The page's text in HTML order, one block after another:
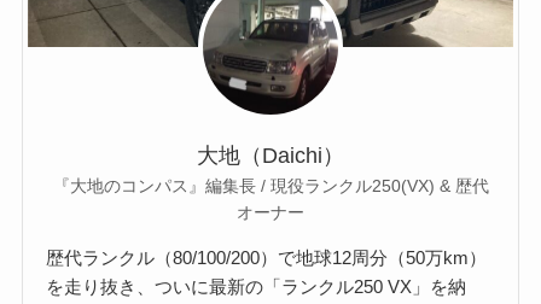
大地（Daichi）
『大地のコンパス』編集長 / 現役ランクル250(VX) & 歴代
オーナー
歴代ランクル（80/100/200）で地球12周分（50万km）
を走り抜き、ついに最新の「ランクル250 VX」を納